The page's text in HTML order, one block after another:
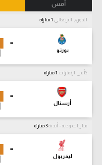
أمس
الدوري البرتغالي
-
بورتو
كأس الإمارات
-
أرسنال
مباريات ودية - أندية
-
ليفربول